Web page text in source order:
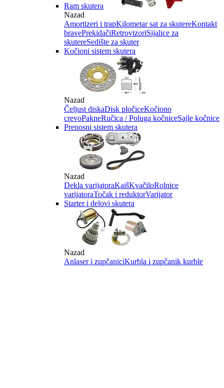
Ram skutera
Nazad
Amortizeri i trapKilometar sat za skutereKontakt
bravePrekidačiRetrovizoriSijalice za
skutereSedište za skuter
Kočioni sistem skutera
Nazad
Čeljust diskaDisk pločiceKočiono
crevoPakneRučica / Poluga kočniceSajle kočnice
Prenosni sistem skutera
Nazad
Dekla varijatoraKaišKvačiloRolnice
varijatoraTočak i reduktorVarijator
Starter i delovi skutera
Nazad
Anlaser i zupčaniciKurbla i zupčanik kurble